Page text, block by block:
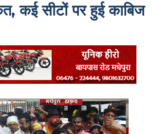
कई सीटों पर हुई काबिज